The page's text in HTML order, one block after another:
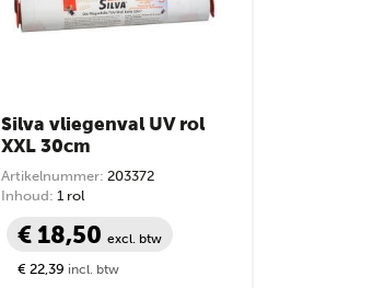
Silva vliegenval UV rol
XXL 30cm
Artikelnummer: 203372
Inhoud: 1 rol
€ 18,50excl. btw
€ 22,39 incl. btw